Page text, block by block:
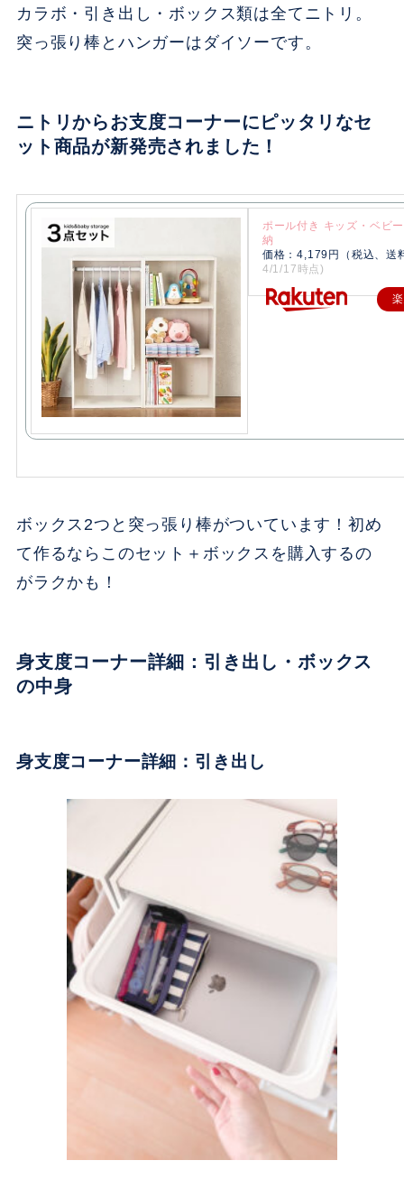
カラボ・引き出し・ボックス類は全てニトリ。
突っ張り棒とハンガーはダイソーです。
ニトリからお支度コーナーにピッタリなセ
ット商品が新発売されました！
ポール付き キッズ・ベビ
納
価格：4,179円（税込、送
4/1/17時点)
ボックス2つと突っ張り棒がついています！初め
て作るならこのセット＋ボックスを購入するの
がラクかも！
身支度コーナー詳細：引き出し・ボックス
の中身
身支度コーナー詳細：引き出し